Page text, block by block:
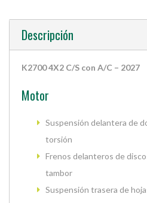
Descripción
K2700 4X2 C/S con A/C – 2027
Motor
Suspensión delantera de
torsión
Frenos delanteros de
tambor
Suspensión trasera de